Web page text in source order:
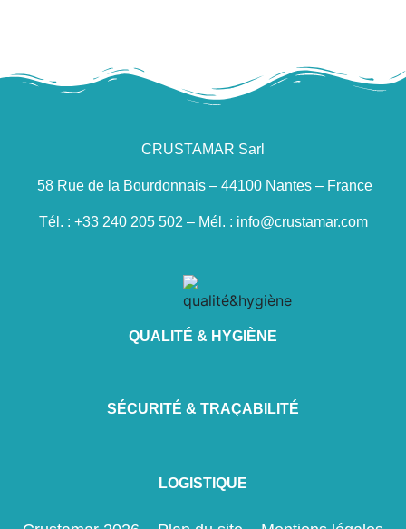
CRUSTAMAR Sarl
58 Rue de la Bourdonnais – 44100 Nantes – France
Tél. : +33 240 205 502 – Mél. : info@crustamar.com
QUALITÉ & HYGIÈNE
SÉCURITÉ & TRAÇABILITÉ
LOGISTIQUE